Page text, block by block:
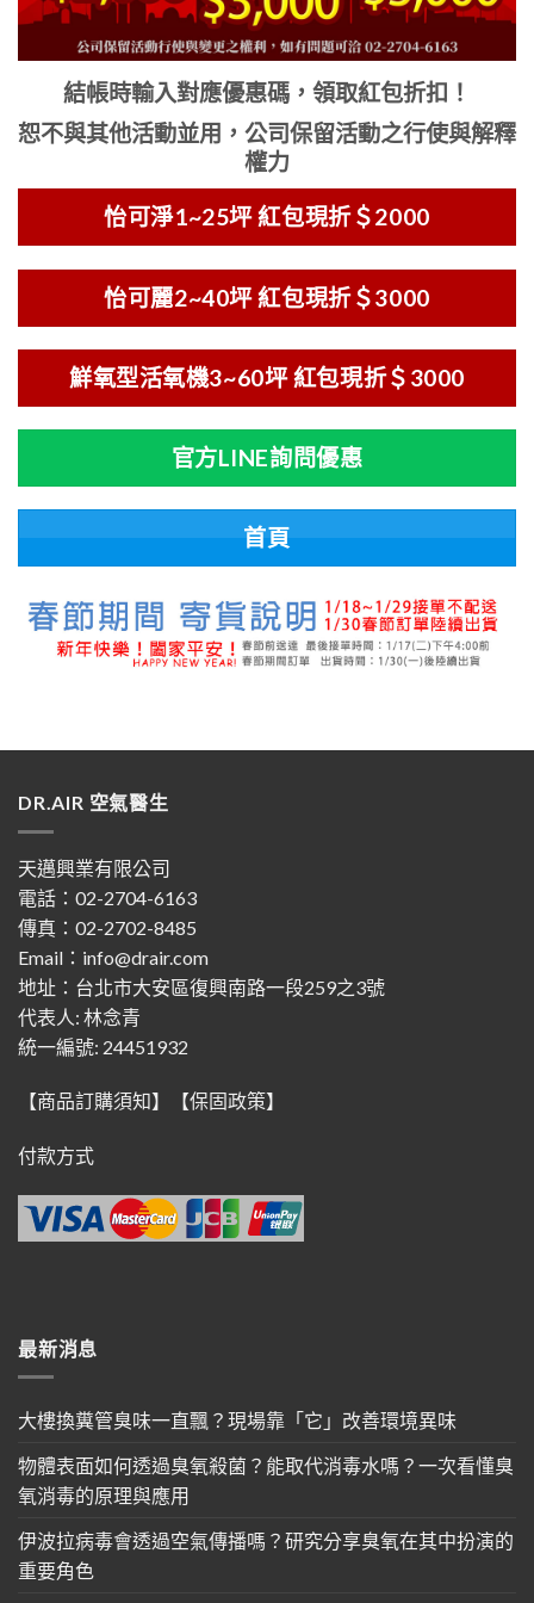
結帳時輸入對應優惠碼，領取紅包折扣！
恕不與其他活動並用，公司保留活動之行使與解釋
權力
怡可淨1~25坪 紅包現折＄2000
怡可麗2~40坪 紅包現折＄3000
鮮氧型活氧機3~60坪 紅包現折＄3000
官方LINE詢問優惠
首頁
DR.AIR 空氣醫生
天邁興業有限公司
電話：02-2704-6163
傳真：02-2702-8485
Email：info@drair.com
地址： 台北市大安區復興南路一段259之3號
代表人: 林念青
統一編號: 24451932
【商品訂購須知】 【保固政策】
付款方式
最新消息
大樓換糞管臭味一直飄？現場靠「它」改善環境異味
物體表面如何透過臭氧殺菌？能取代消毒水嗎？一次看懂臭
氧消毒的原理與應用
伊波拉病毒會透過空氣傳播嗎？研究分享臭氧在其中扮演的
重要角色